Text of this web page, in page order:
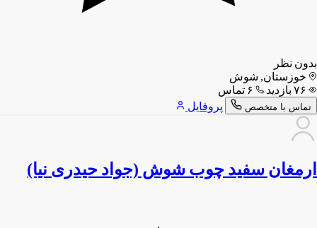
بدون نظر
خوزستان, شوش
تماس با متخصص پروفایل
ارمغان سفید چوب شوش (جواد حیدری نیا)